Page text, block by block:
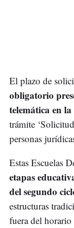
El plazo de
obligatorio
telemática en
trámite
personas
Estas Escuelas
etapas
del segundo
estructuras
fuera del